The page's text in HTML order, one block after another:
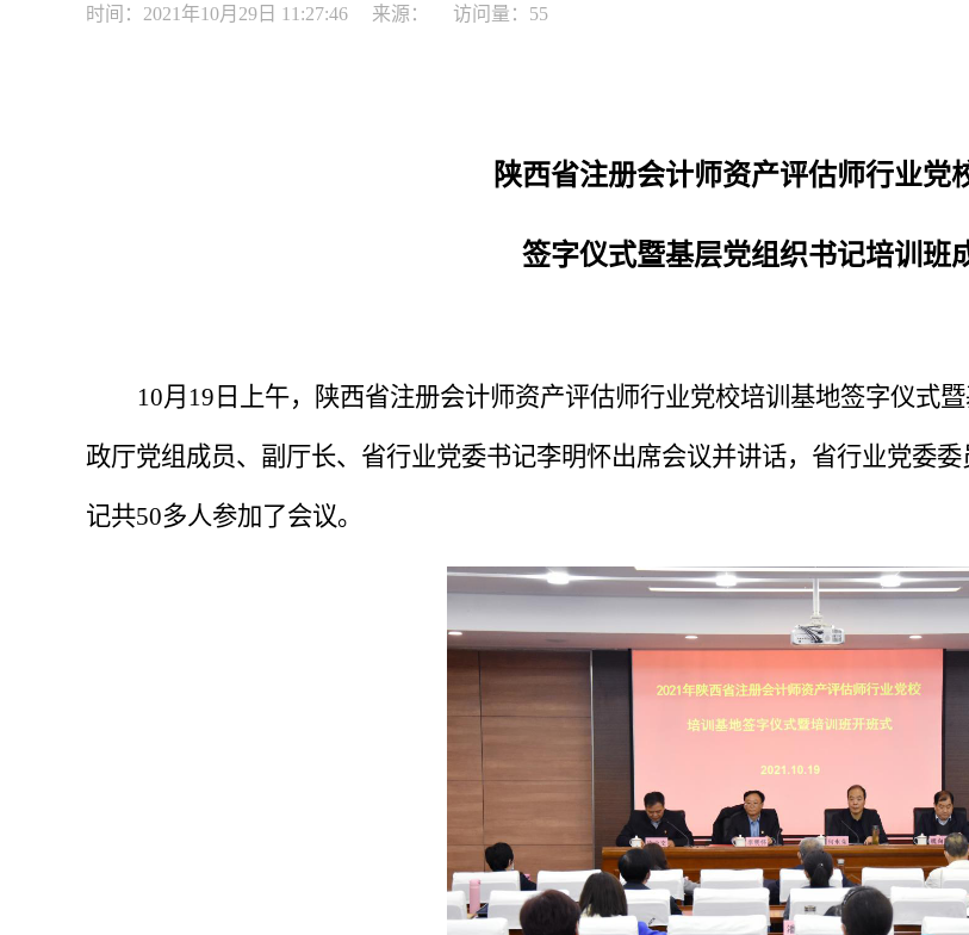
时间：2021年10月29日 11:27:46 来源： 访问量： 55
陕西省注册会计师资产评估师行业党
签字仪式暨基层党组织书记培训班
10月19日上午，陕西省注册会计师资产评估师行业党校培训基地签字仪式
政厅党组成员、副厅长、省行业党委书记李明怀出席会议并讲话，省行业党委
记共50多人参加了会议。